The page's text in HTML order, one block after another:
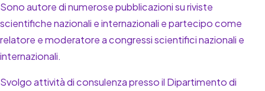
Sono autore di numerose pubblicazioni su riviste
scientifiche nazionali e internazionali e partecipo come
relatore e moderatore a congressi scientifici nazionali e
internazionali.
Svolgo attività di consulenza presso il Dipartimento di